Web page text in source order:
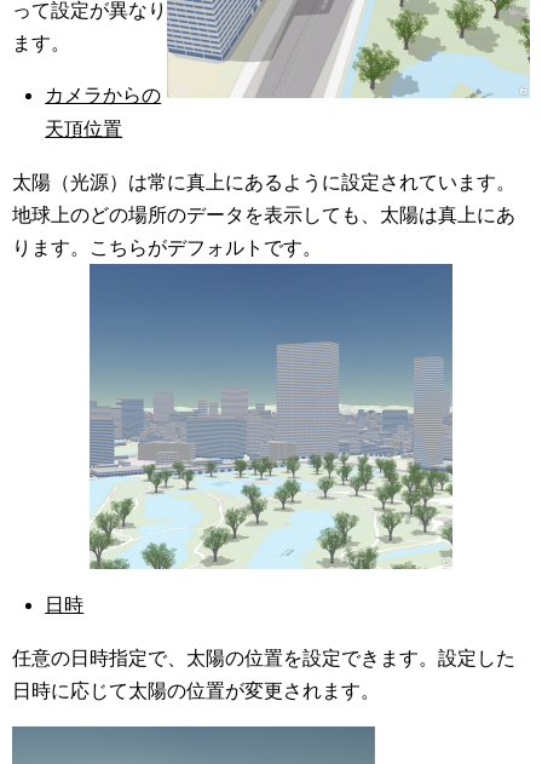
って設定が異なり
ます。
カメラからの
天頂位置
太陽（光源）は常に真上にあるように設定されています。
地球上のどの場所のデータを表示しても、太陽は真上にあ
ります。こちらがデフォルトです。
日時
任意の日時指定で、太陽の位置を設定できます。設定した
日時に応じて太陽の位置が変更されます。